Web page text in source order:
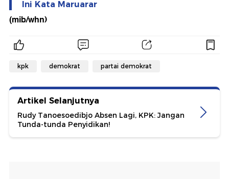
Ini Kata Maruarar
(mib/whn)
kpk demokrat partai demokrat
Artikel Selanjutnya
Rudy Tanoesoedibjo Absen Lagi, KPK: Jangan
Tunda-tunda Penyidikan!